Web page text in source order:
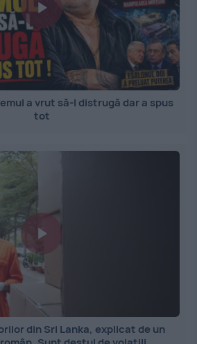
a vrut să-l distrugă dar a spus
tot
din Sri Lanka, explicat de un